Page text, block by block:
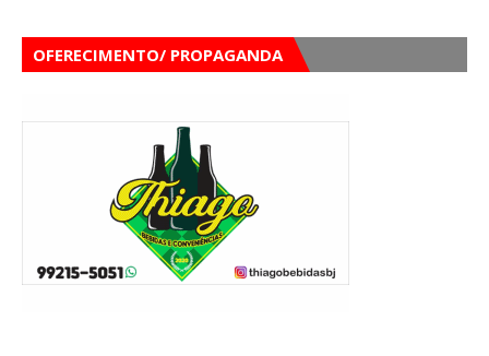
OFERECIMENTO/ PROPAGANDA